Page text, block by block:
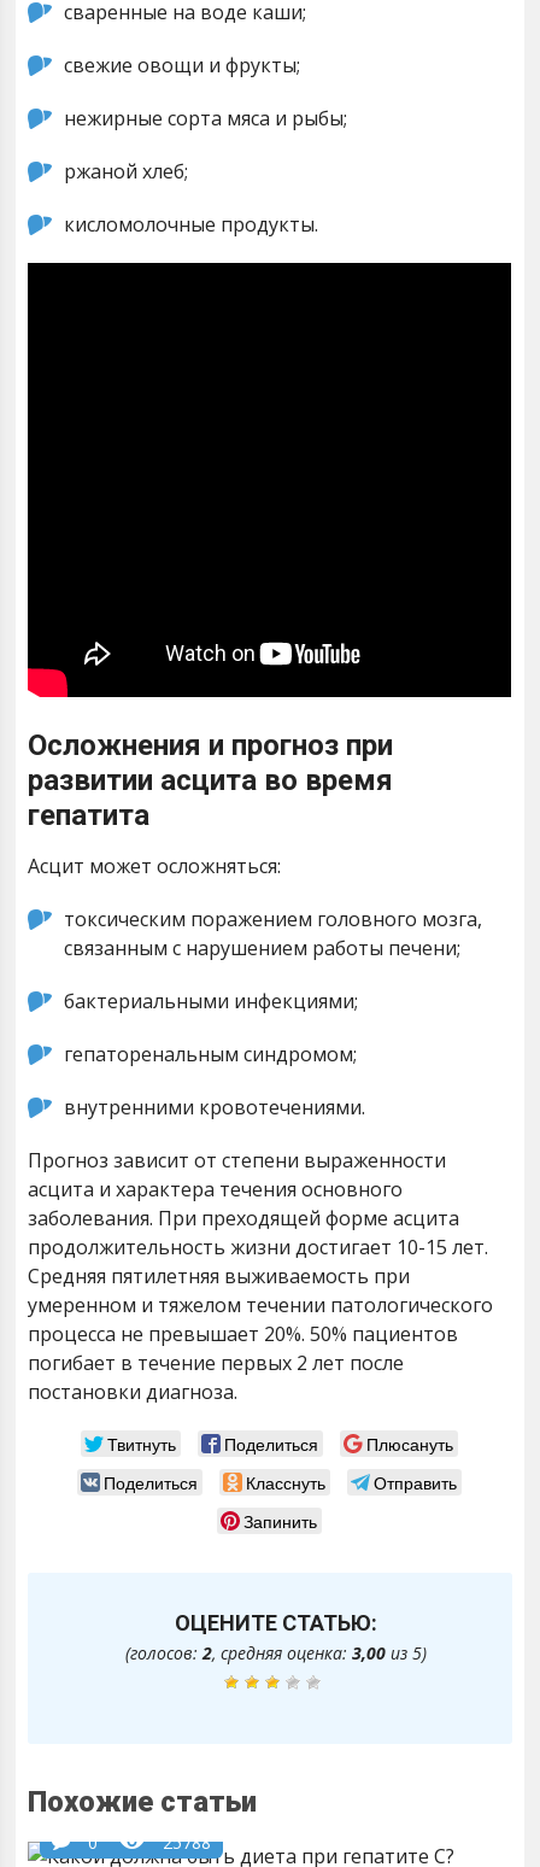
сваренные на воде каши;
свежие овощи и фрукты;
нежирные сорта мяса и рыбы;
ржаной хлеб;
кисломолочные продукты.
Осложнения и прогноз при
развитии асцита во время
гепатита
Асцит может осложняться:
токсическим поражением головного мозга,
связанным с нарушением работы печени;
бактериальными инфекциями;
гепаторенальным синдромом;
внутренними кровотечениями.
Прогноз зависит от степени выраженности
асцита и характера течения основного
заболевания. При преходящей форме асцита
продолжительность жизни достигает 10-15 лет.
Средняя пятилетняя выживаемость при
умеренном и тяжелом течении патологического
процесса не превышает 20%. 50% пациентов
погибает в течение первых 2 лет после
постановки диагноза.
Твитнуть Поделиться
Плюсануть
Поделиться
Класснуть
Отправить
Запинить
ОЦЕНИТЕ СТАТЬЮ:
(голосов:2, средняя оценка: 3,00из 5)
Похожие статьи
0 25788